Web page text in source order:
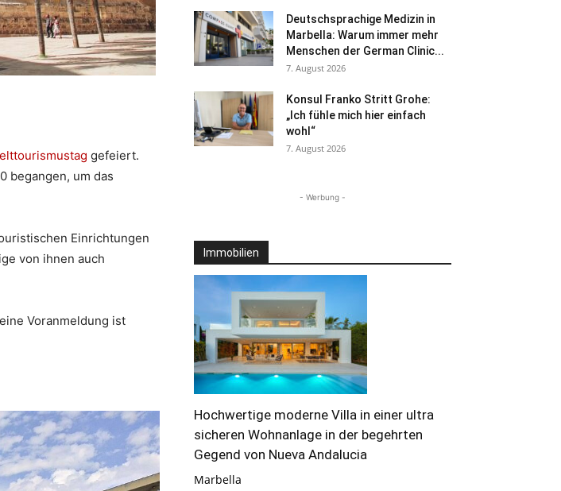
gefeiert.
begangen, um das
Einrichtungen
von ihnen auch
Voranmeldung ist
Deutschsprachige Medizin in
Marbella: Warum immer mehr
Menschen der German Clinic...
7. August 2026
Konsul Franko Stritt Grohe:
„Ich fühle mich hier einfach
wohl“
7. August 2026
- Werbung -
Immobilien
Hochwertige moderne Villa in einer ultra
sicheren Wohnanlage in der begehrten
Gegend von Nueva Andalucia
Marbella